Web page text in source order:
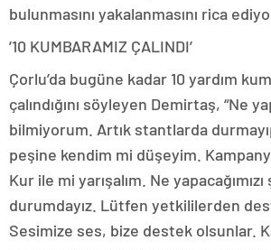
bulunmasını yakalanmasını rica
’10 KUMBARAMIZ ÇALINDI’
Çorlu’da bugüne kadar 10 yardım
çalındığını söyleyen Demirtaş, “Ne
bilmiyorum. Artık stantlarda
peşine kendim mi düşeyim.
Kur ile mi yarışalım. Ne yapacağımızı
durumdayız. Lütfen yetkililerden
Sesimize ses, bize destek olsunlar.